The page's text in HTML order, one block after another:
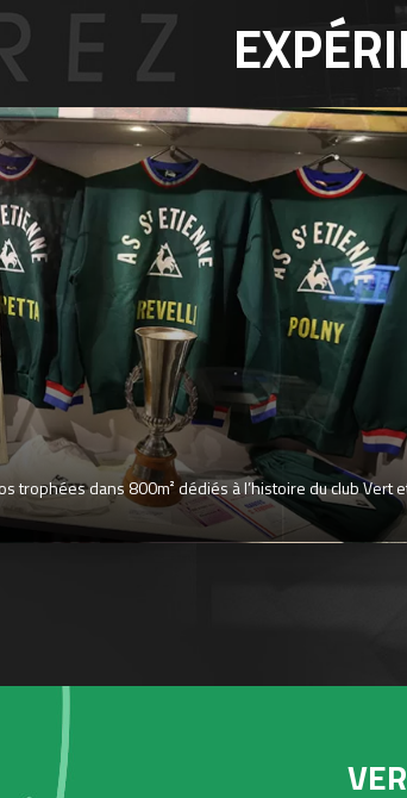
trophées dans 800m² dédiés à l’histoire du club Vert